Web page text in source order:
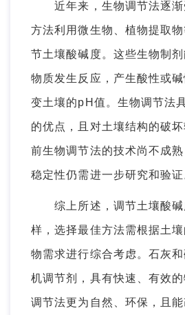
近年来，生物调节法逐渐
方法利用微生物、植物提取
节土壤酸碱度。这些生物制
物质发生反应，产生酸性或
变土壤的pH值。生物调节法
的优点，且对土壤结构的破
前生物调节法的技术尚不成
稳定性仍需进一步研究和验证
综上所述，调节土壤酸碱
样，选择最佳方法需根据土
物需求进行综合考虑。石灰
机调节剂，具有快速、有效
调节法更为自然、环保，且能